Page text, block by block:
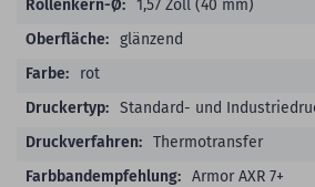
1,57 Zoll (40 mm)
glänzend
rot
Standard- und
Thermotransfer
Armor AXR 7+